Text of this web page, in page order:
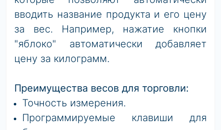
вводить название продукта и его цену
за вес. Например, нажатие кнопки
"яблоко" автоматически добавляет
цену за килограмм.
Преимущества весов для торговли:
Точность измерения.
Программируемые клавиши для